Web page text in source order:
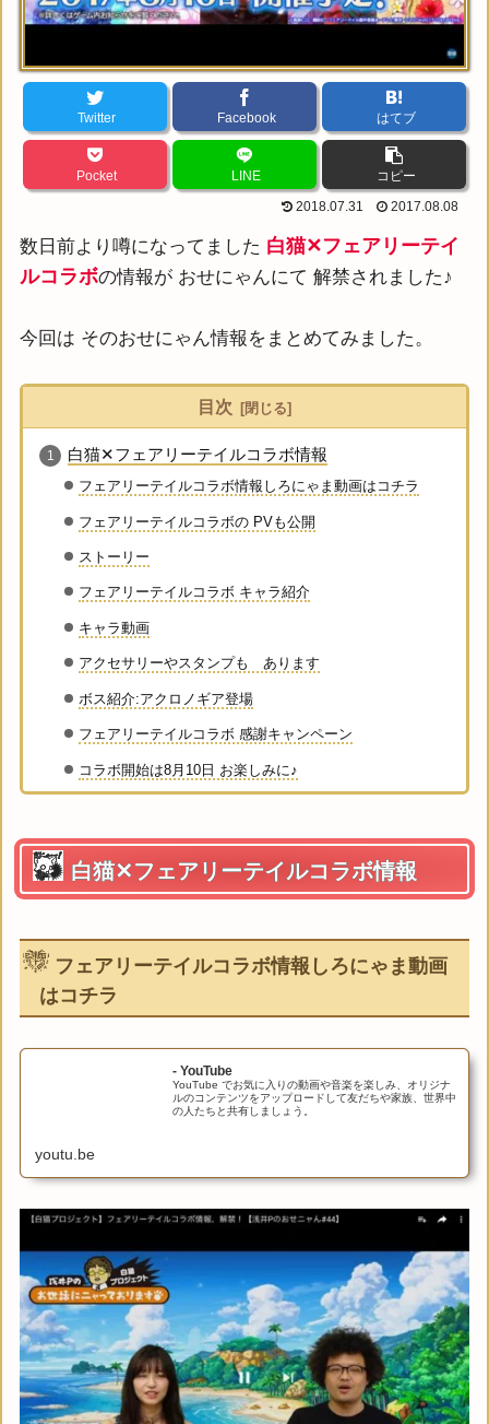
Twitter Facebook はてブ
Pocket LINE コピー
2018.07.31 2017.08.08
数日前より噂になってました 白猫✕フェアリーテイ
ルコラボの情報が おせにゃんにて 解禁されました♪
今回は そのおせにゃん情報をまとめてみました。
目次
白猫✕フェアリーテイルコラボ情報
フェアリーテイルコラボ情報しろにゃま動画はコチラ
フェアリーテイルコラボの PVも公開
ストーリー
フェアリーテイルコラボ キャラ紹介
キャラ動画
アクセサリーやスタンプも あります
ボス紹介:アクロノギア登場
フェアリーテイルコラボ 感謝キャンペーン
コラボ開始は8月10日 お楽しみに♪
白猫✕フェアリーテイルコラボ情報
フェアリーテイルコラボ情報しろにゃま動画
はコチラ
- YouTube
YouTube でお気に入りの動画や音楽を楽しみ、オリジナ
ルのコンテンツをアップロードして友だちや家族、世界中
の人たちと共有しましょう。
youtu.be